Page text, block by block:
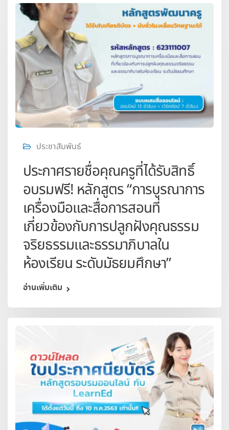
ประชาสัมพันธ์
ประกาศรายชื่อคุณครูที่ได้รับสิทธิ์
อบรมฟรี! หลักสูตร “การบูรณาการ
เครื่องมือและสื่อการสอนที่
เกี่ยวข้องกับการปลูกฝังคุณธรรม
จริยธรรมและธรรมาภิบาลใน
ห้องเรียน ระดับมัธยมศึกษา”
อ่านเพิ่มเติม